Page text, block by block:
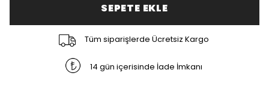
SEPETE EKLE
Tüm siparişlerde Ücretsiz Kargo
14 gün içerisinde İade İmkanı